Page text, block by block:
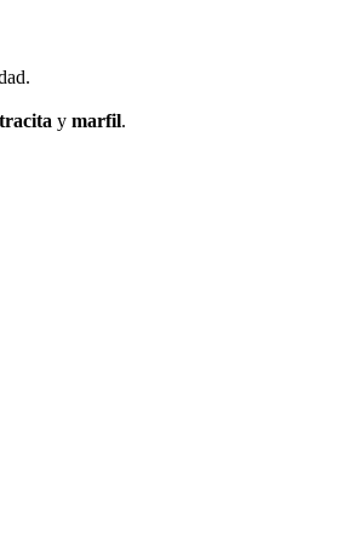
y marfil.